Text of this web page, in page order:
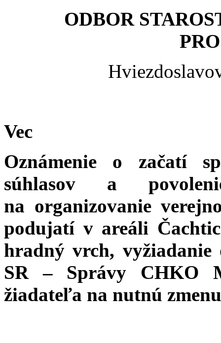
ODBOR
Vec
Oznámenie o začatí
súhlasov a
na organizovanie
podujatí v areáli
hradný vrch, vyžiadanie
SR – Správy CHKO
žiadateľa na nutnú